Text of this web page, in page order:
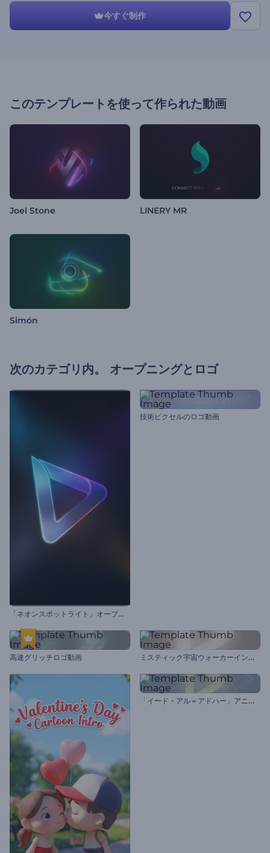
今すぐ制作
このテンプレートを使って作られた動画
Joel Stone LINERY MR
Simón
次のカテゴリ内。 オープニングとロゴ
「
ネオンスポットライト」オープニング動画
技術ピクセルのロゴ動画
高速グリッチロゴ動画 ミ
スティック宇宙ウォーカーイントロ動画
「
イード・アル＝アドハー」アニメーション